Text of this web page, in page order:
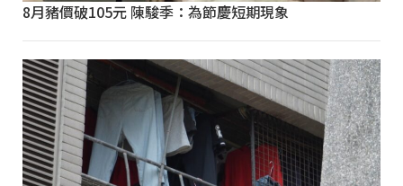
8月豬價破105元 陳駿季：為節慶短期現象